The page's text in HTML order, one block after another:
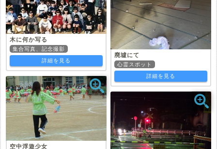
木に何か写る
集合写真、記念撮影
詳細を見る
空中浮遊少女
廃墟にて
心霊スポット
詳細を見る